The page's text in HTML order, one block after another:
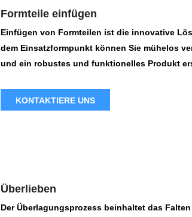
Formteile einfügen
Einfügen von Formteilen ist die innovative
dem Einsatzformpunkt können Sie mühelos
und ein robustes und funktionelles Produkt
Formprozesses. Dies stellt eine sichere und
KONTAKTIERE UNS
Überlieben
Der Überlagungsprozess beinhaltet das